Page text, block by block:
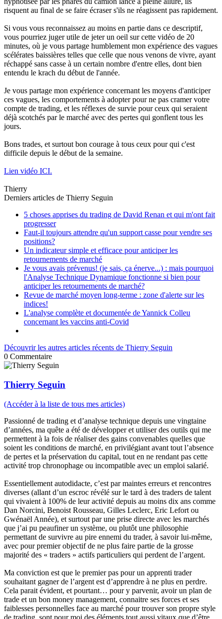
risquent au final de se faire écraser s'ils ne réagissent pas rapidement.
Si vous vous reconnaissez au moins en partie dans ce descriptif,
vous pourriez juger utile de jeter un oeil sur cette vidéo de 20
minutes, où je vous partage humblement mon expérience des vagues
scélérates baissières telles que celle que nous venons de vivre, ayant
réchappé sans casse à un certain nombre d'entre elles, dont bien
entendu le krach du début de l'année.
Je vous partage mon expérience concernant les moyens d'anticiper
ces vagues, les comportements à adopter pour ne pas cramer votre
compte de trading, et les réflexes de survie pour ceux qui seraient
déjà scotchés par le marché avec des pertes qui gonflent tous les
jours.
Bons trades, et surtout bon courage à tous ceux pour qui c'est
difficile depuis le début de la semaine.
Lien vidéo ICI.
Thierry
Derniers articles de Thierry Seguin
5 choses apprises du trading de David Renan et qui m'ont fait
progresser
Faut-il toujours attendre qu'un support casse pour vendre ses
positions?
Un indicateur simple et efficace pour anticiper les
retournements de marché
Je vous avais prévenus! (je sais, ça énerve...) : mais pourquoi
l'Analyse Technique Dynamique fonctionne si bien pour
anticiper les retournements de marché?
Revue de marché moyen long-terme : zone d'alerte sur les
indices!
L'analyse complète et documentée de Yannick Colleu
concernant les vaccins anti-Covid
Découvrir les autres articles récents de Thierry Seguin
0 Commentaire
Thierry Seguin
(Accéder à la liste de tous mes articles)
Passionné de trading et d’analyse technique depuis une vingtaine
d’années, ma quête a été de développer et utiliser des outils qui me
permettent à la fois de réaliser des gains convenables quelles que
soient les conditions de marché, en privilégiant avant tout l’absence
de pertes et la préservation du capital, tout en ne rendant pas cette
activité trop chronophage ou incompatible avec un emploi salarié.
Essentiellement autodidacte, c’est par maintes erreurs et rencontres
diverses (allant d’un escroc révélé sur le tard à des traders de talent
qui vivaient à 100% de leur activité depuis au moins dix ans comme
Dan Norcini, Benoist Rousseau, Gilles Leclerc, Eric Lefort ou
Gwénaël Année), et surtout par une prise directe avec les marchés
que j’ai pu peaufiner un système, ou plutôt une philosophie
permettant de survivre au pire ennemi du trader, à savoir lui-même,
avec pour premier objectif de ne plus faire partie de la grosse
majorité des « traders » actifs particuliers qui perdent de l’argent.
Ma conviction est que le premier pas pour un apprenti trader
souhaitant gagner de l’argent est d’apprendre à ne plus en perdre.
Cela parait évident, et pourtant… pour y parvenir, avoir un plan de
trade et un bon money management, connaitre ses forces et ses
faiblesses personnelles face au marché pour trouver son propre style
de trading, sont pour moi des éléments tout aussi vitaux que d’être